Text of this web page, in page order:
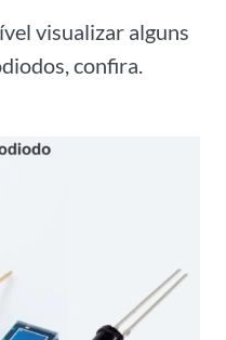
visualizar alguns
confira.